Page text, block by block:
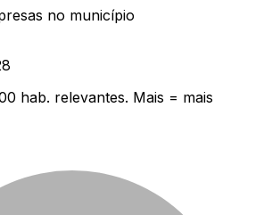
no município
hab. relevantes. Mais = mais